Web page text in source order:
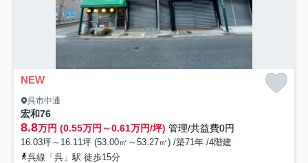
NEW
呉市中通
宏和76
8.8万円 (0.55万円～0.61万円/坪) 管理/共益費0円
16.03坪～16.11坪 (53.00㎡～53.27㎡) /築71年 /4階建
呉線「呉」駅 徒歩15分